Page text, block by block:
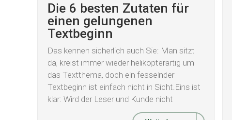
Die 6 besten Zutaten für
einen gelungenen
Textbeginn
Das kennen sicherlich auch Sie: Man sitzt
da, kreist immer wieder helikopterartig um
das Textthema, doch ein fesselnder
Textbeginn ist einfach nicht in Sicht.Eins ist
klar: Wird der Leser und Kunde nicht